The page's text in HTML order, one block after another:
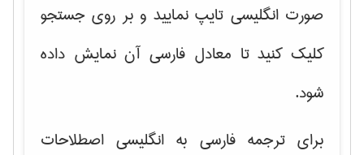
صورت انگلیسی تایپ نمایید و بر روی جستجو
کلیک کنید تا معادل فارسی آن نمایش داده
شود.
برای ترجمه فارسی به انگلیسی اصطلاحات